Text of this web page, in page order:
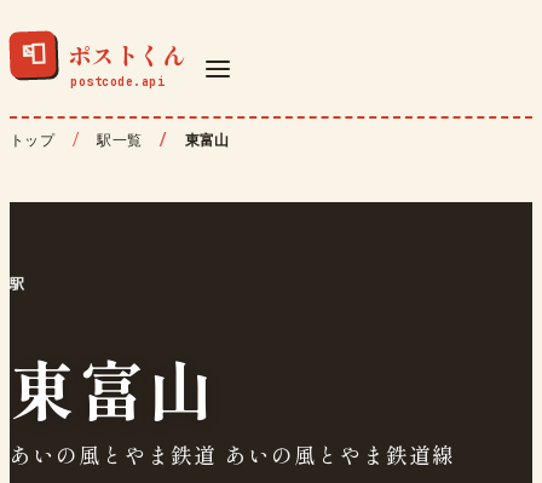
📮 ポストくん
トップ 駅一覧 東富山
駅
東富山
あいの風とやま鉄道 あいの風とやま鉄道線